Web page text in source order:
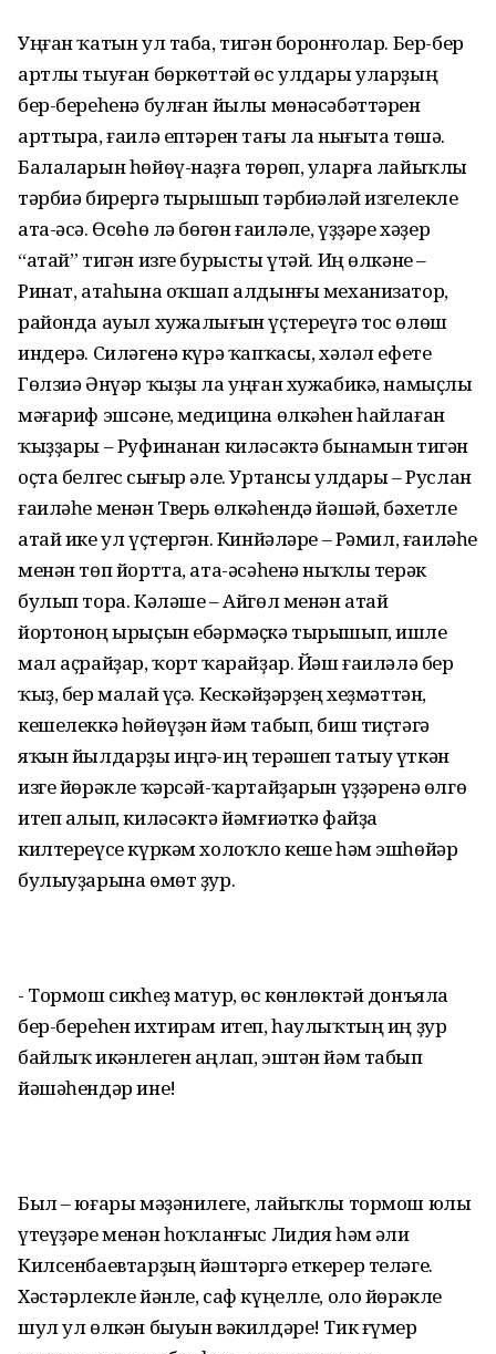
Уңған ҡатын ул таба, тигән боронғолар. Бер-бер
артлы тыуған бөркөттәй өс улдары уларҙың
бер-береһенә булған йылы мөнәсәбәттәрен
арттыра, ғаилә ептәрен тағы ла нығыта төшә.
Балаларын һөйөү-наҙға төрөп, уларға лайыҡлы
тәрбиә бирергә тырышып тәрбиәләй изгелекле
ата-әсә. Өсөһө лә бөгөн ғаиләле, үҙҙәре хәҙер
“атай” тигән изге бурысты үтәй. Иң өлкәне –
Ринат, атаһына оҡшап алдынғы механизатор,
районда ауыл хужалығын үҫтереүгә тос өлөш
индерә. Силәгенә күрә ҡапҡасы, хәләл ефете
Гөлзиә Әнүәр ҡыҙы ла уңған хужабикә, намыҫлы
мәғариф эшсәне, медицина өлкәһен һайлаған
ҡыҙҙары – Руфинанан киләсәктә бынамын тигән
оҫта белгес сығыр әле. Уртансы улдары – Руслан
ғаиләһе менән Тверь өлкәһендә йәшәй, бәхетле
атай ике ул үҫтергән. Кинйәләре – Рәмил, ғаиләһе
менән төп йортта, ата-әсәһенә ныҡлы терәк
булып тора. Кәләше – Айгөл менән атай
йортоноң ырыҫын ебәрмәҫкә тырышып, ишле
мал аҫрайҙар, ҡорт ҡарайҙар. Йәш ғаиләлә бер
ҡыҙ, бер малай үҫә. Кескәйҙәрҙең хеҙмәттән,
кешелеккә һөйөүҙән йәм табып, биш тиҫтәгә
яҡын йылдарҙы иңгә-иң терәшеп татыу үткән
изге йөрәкле ҡәрсәй-ҡартайҙарын үҙҙәренә өлгө
итеп алып, киләсәктә йәмғиәткә файҙа
килтереүсе күркәм холоҡло кеше һәм эшһөйәр
булыуҙарына өмөт ҙур.
- Тормош сикһеҙ матур, өс көнлөктәй донъяла
бер-береһен ихтирам итеп, һаулыҡтың иң ҙур
байлыҡ икәнлеген аңлап, эштән йәм табып
йәшәһендәр ине!
Был – юғары мәҙәнилеге, лайыҡлы тормош юлы
үтеүҙәре менән һоҡланғыс Лидия һәм Ғәли
Килсенбаевтарҙың йәштәргә еткерер теләге.
Хәстәрлекле йәнле, саф күңелле, оло йөрәкле
шул ул өлкән быуын вәкилдәре! Тик ғүмер